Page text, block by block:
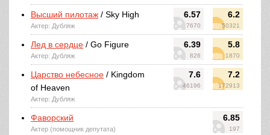
6.57
7670
6.2
50321
Высший пилотаж / Sky High
Актер: Дубляж
6.39
826
5.8
1870
Лед в сердце / Go Figure
Актер: Дубляж
7.6
46196
7.2
172913
Царство небесное / Kingdom
of Heaven
Актер: Дубляж
6.85
197
Фаворский
Актер (помощник депутата)